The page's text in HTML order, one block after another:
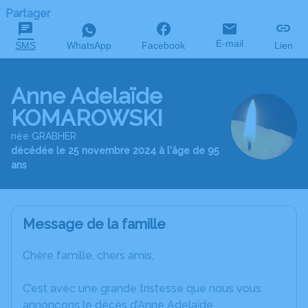
Partager
SMS WhatsApp Facebook E-mail Lien
Anne Adelaïde
KOMAROWSKI
née GRABHER
décédée le 25 novembre 2024 à l'âge de 95
ans
Message de la famille
Chère famille, chers amis,
C’est avec une grande tristesse que nous vous
annonçons le décès d’Anne Adelaïde